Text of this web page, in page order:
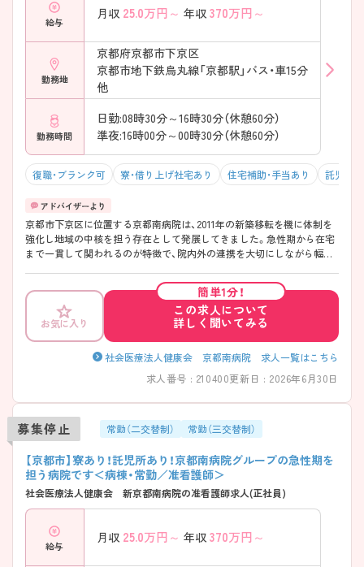
会参加など外部研修も充実 → 実践＋学びの両立が叶います
給与
月収 25.0万円～ 年収 370万円～
勤務地
京都府京都市下京区
京都市地下鉄烏丸線「京都駅」バス・車15分
他
勤務時間
日勤:08時30分～16時30分（休憩60分）
準夜:16時00分～00時30分（休憩60分）
復職・ブランク可 寮・借り上げ社宅あり 住宅補助・手当あり 託児所
京都市下京区に位置する京都南病院は、2011年の新築移転を機に体制を
強化し地域の中核を担う存在として発展してきました。急性期から在宅
まで一貫して関われるのが特徴で、院内外の連携を大切にしながら幅広
やすさにも配慮されています！教育体制も整っており、プリセプター制度
や段階的な育成で経験に不安がある方も安心してスタートしやすい職場
――――――――――――――― 無理なく続けやすい勤務環境が魅力
です。 ・「週35時間勤務」で体力的にも安心 ・終業は16時30分と早め ・有給
取得率も高く計画的にお休み可能 → プライベートとの両立を大切にで
――――――――――――――― 一人ひとりに寄り添った教育環境で
す。 ・既卒者にもプリセプターを配置 ・教育専任の担当者が在籍 ・クリニ
カルラダーで段階的に成長可能 → 経験に関係なく安心して学べます
――――――――――――――― ■ 幅広い医療を経験できる♪
――――――――――――――― 多様なフィールドでスキルアップが
可能です。 ・急性期～在宅まで一貫して関われる ・外来・入院・在宅の機
能を併せ持つ ・地域連携に深く関わる環境 → 幅広い視点を持った看護
師を目指せます ――――――――――――――― ■ 専門性も着実に深
められる ――――――――――――――― スキルアップの機会もしっ
かり整っています。 ・褥瘡ケアなどの勉強会あり ・認定看護師が在籍 ・学
会参加など外部研修も充実 → 実践＋学びの両立が叶います
お気に入り
簡単1分！
この求人について
詳しく聞いてみる
社会医療法人健康会 京都南病院 求人一覧はこちら
求人番号 : 210400更新日 : 2026年6月30日
募集停止 常勤（二交替制） 常勤（三交替制）
【京都市】寮あり！託児所あり！京都南病院グループの急性期を
担う病院です＜病棟・常勤／准看護師＞
社会医療法人健康会 新京都南病院の准看護師求人(正社員)
給与
月収 25.0万円～ 年収 370万円～